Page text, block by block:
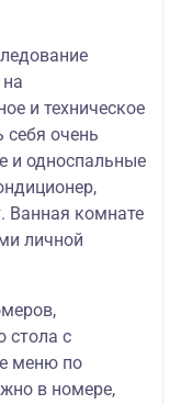
и техническое
себя очень
и односпальные
Ванная комнате
личной
стола с
меню по
в номере,